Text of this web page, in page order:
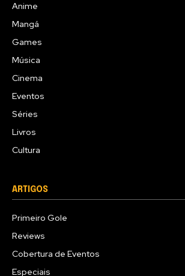
Anime
Mangá
Games
Música
Cinema
Eventos
Séries
Livros
Cultura
ARTIGOS
Primeiro Gole
Reviews
Cobertura de Eventos
Especiais